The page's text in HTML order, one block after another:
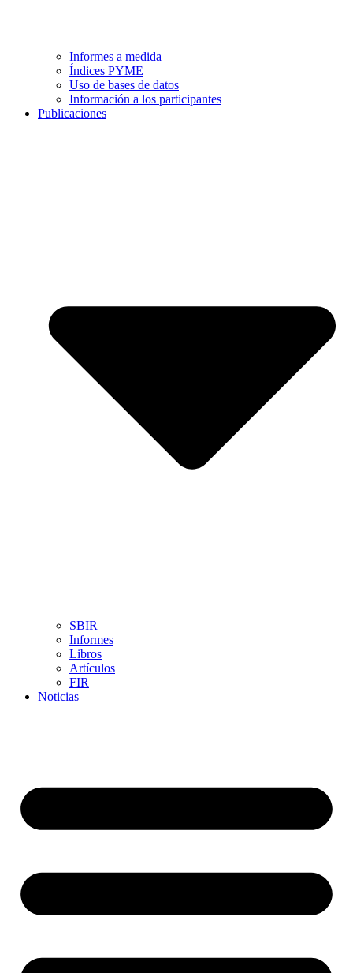
Informes a medida
Índices PYME
Uso de bases de datos
Información a los participantes
Publicaciones
SBIR
Informes
Libros
Artículos
FIR
Noticias